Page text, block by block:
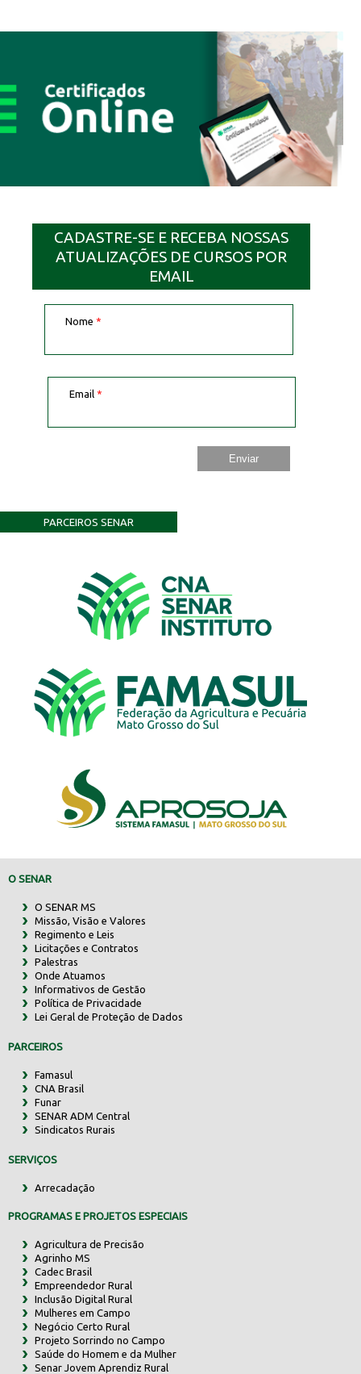
CADASTRE-SE E RECEBA NOSSAS
ATUALIZAÇÕES DE CURSOS POR
EMAIL
Nome *
Email *
PARCEIROS SENAR
O SENAR
O SENAR MS
Missão, Visão e Valores
Regimento e Leis
Licitações e Contratos
Palestras
Onde Atuamos
Informativos de Gestão
Política de Privacidade
Lei Geral de Proteção de Dados
PARCEIROS
Famasul
CNA Brasil
Funar
SENAR ADM Central
Sindicatos Rurais
SERVIÇOS
Arrecadação
PROGRAMAS E PROJETOS ESPECIAIS
Agricultura de Precisão
Agrinho MS
Cadec Brasil
Empreendedor Rural
Inclusão Digital Rural
Mulheres em Campo
Negócio Certo Rural
Projeto Sorrindo no Campo
Saúde do Homem e da Mulher
Senar Jovem Aprendiz Rural